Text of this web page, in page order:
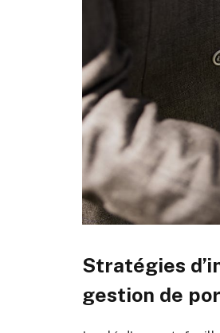
Stratégies
gestion de